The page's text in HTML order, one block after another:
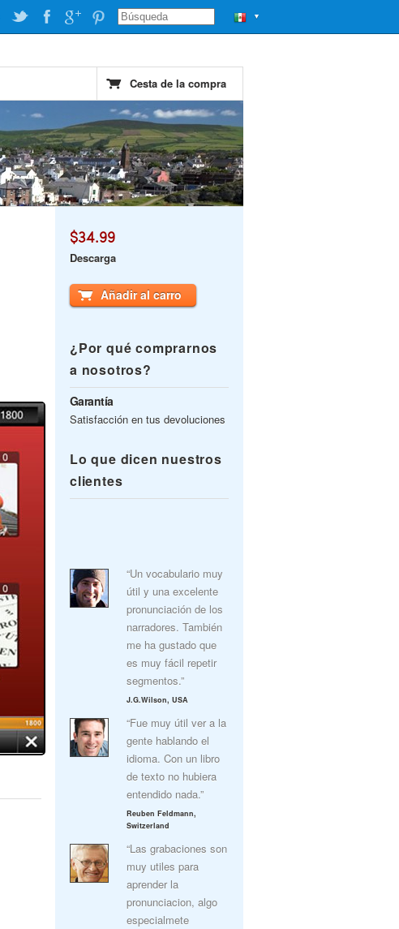
▼
Cesta de la compra
$34.99
Descarga
Añadir al carro
¿Por qué comprarnos
a nosotros?
Garantía
Satisfacción en tus devoluciones
Lo que dicen nuestros
clientes
“Un vocabulario muy
útil y una excelente
pronunciación de los
narradores. También
me ha gustado que
es muy fácil repetir
segmentos.”
J.G.Wilson, USA
“Fue muy útil ver a la
gente hablando el
idioma. Con un libro
de texto no hubiera
entendido nada.”
Reuben Feldmann,
Switzerland
“Las grabaciones son
muy utiles para
aprender la
pronunciacion, algo
especialmete